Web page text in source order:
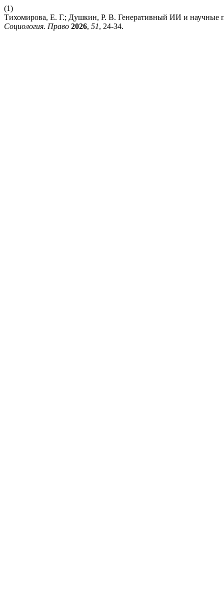
(1)
Тихомирова, Е. Г.; Душкин, Р. В. Генеративный ИИ и научные
Социология. Право 2026, 51, 24-34.